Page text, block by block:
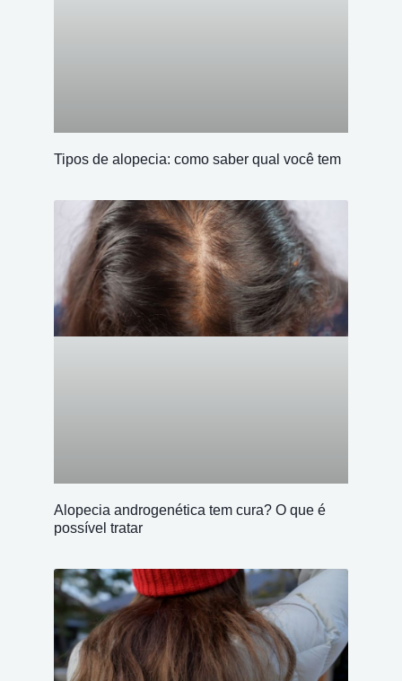
Tipos de alopecia: como saber qual você tem
Alopecia androgenética tem cura? O que é
possível tratar